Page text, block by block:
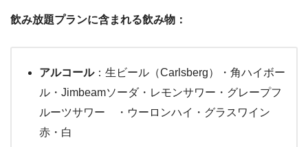
飲み放題プランに含まれる飲み物：
アルコール：生ビール（Carlsberg）・角ハイボー
ル・Jimbeamソーダ・レモンサワー・グレープフ
ルーツサワー ・ウーロンハイ・グラスワイン
赤・白